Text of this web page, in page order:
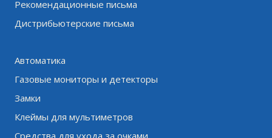
Рекомендационные письма
Дистрибьютерские письма
Автоматика
Газовые мониторы и детекторы
Замки
Клеймы для мультиметров
Средства для ухода за очками